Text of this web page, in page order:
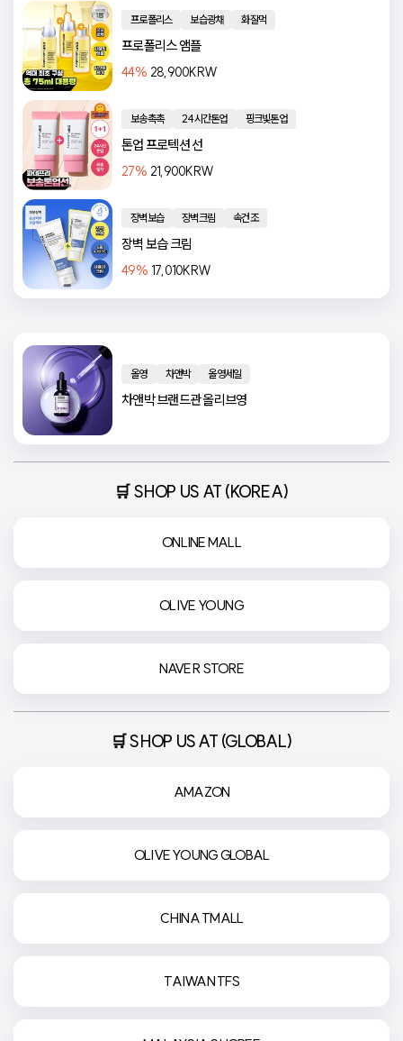
프로폴리스 보습광채 화잘먹
프로폴리스 앰플
44% 28,900KRW
보송촉촉 24시간톤업 핑크빛톤업
톤업 프로텍션 선
27% 21,900KRW
장벽보습 장벽크림 속건조
장벽 보습 크림
49% 17,010KRW
올영 차앤박 올영세일
차앤박 브랜드관 올리브영
🛒 SHOP US AT (KOREA)
ONLINE MALL
OLIVE YOUNG
NAVER STORE
🛒 SHOP US AT (GLOBAL)
AMAZON
OLIVE YOUNG GLOBAL
CHINA TMALL
TAIWAN TFS